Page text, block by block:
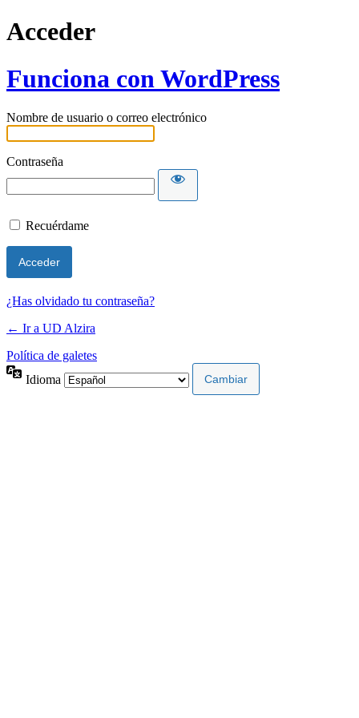
Acceder
Funciona con WordPress
Nombre de usuario o correo electrónico
Contraseña
Recuérdame
¿Has olvidado tu contraseña?
← Ir a UD Alzira
Política de galetes
Idioma